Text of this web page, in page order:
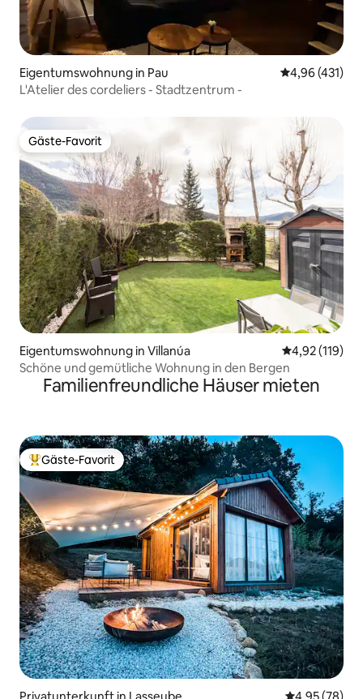
Eigentumswohnung in Pau
4,96 (431)
L'Atelier des cordeliers - Stadtzentrum -
Gäste-Favorit
Gäste-Favorit
Eigentumswohnung in Villanúa
4,92 (119)
Schöne und gemütliche Wohnung in den Bergen
Familienfreundliche Häuser mieten
Beliebter Gäste-Favorit.
Gäste-Favorit
Privatunterkunft in Lasseube
4,95 (78)